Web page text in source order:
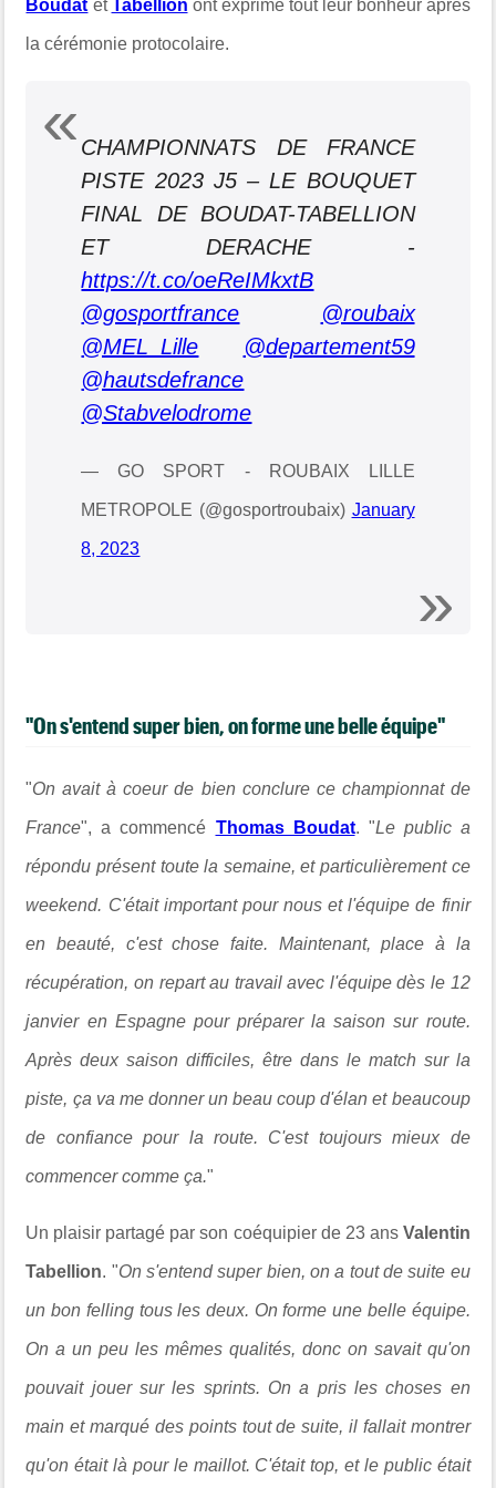
Boudat et Tabellion ont exprimé tout leur bonheur après
la cérémonie protocolaire.
CHAMPIONNATS DE FRANCE
PISTE 2023 J5 – LE BOUQUET
FINAL DE BOUDAT-TABELLION
ET DERACHE -
https://t.co/oeReIMkxtB
@gosportfrance
@roubaix
@MEL_Lille
@departement59
@hautsdefrance
@Stabvelodrome
— GO SPORT - ROUBAIX LILLE
METROPOLE (@gosportroubaix) January
8, 2023
"On s'entend super bien, on forme une belle équipe"
"On avait à coeur de bien conclure ce championnat de
France", a commencé Thomas Boudat. "Le public a
répondu présent toute la semaine, et particulièrement ce
weekend. C'était important pour nous et l'équipe de finir
en beauté, c'est chose faite. Maintenant, place à la
récupération, on repart au travail avec l'équipe dès le 12
janvier en Espagne pour préparer la saison sur route.
Après deux saison difficiles, être dans le match sur la
piste, ça va me donner un beau coup d'élan et beaucoup
de confiance pour la route. C'est toujours mieux de
commencer comme ça."
Un plaisir partagé par son coéquipier de 23 ans Valentin
Tabellion. "On s'entend super bien, on a tout de suite eu
un bon felling tous les deux. On forme une belle équipe.
On a un peu les mêmes qualités, donc on savait qu'on
pouvait jouer sur les sprints. On a pris les choses en
main et marqué des points tout de suite, il fallait montrer
qu'on était là pour le maillot. C'était top, et le public était